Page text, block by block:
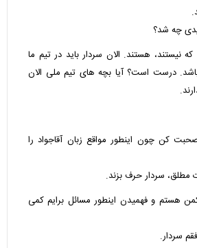
چه شد؟
نیستند، هستند. الان سردار باید در تیم ما
درست است؟ آیا بچه های تیم ملی الان
کن چون اینطور مواقع زبان آقاجواد را
سردار حرف بزند.
هستم و فهمیدن اینطور مسائل برایم کمی
سردار.